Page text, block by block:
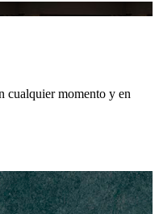
cualquier momento y en